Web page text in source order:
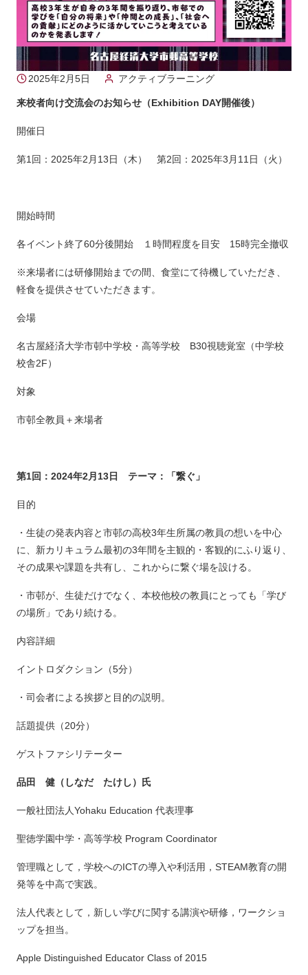
2025年2月5日 アクティブラーニング
来校者向け交流会のお知らせ（Exhibition DAY開催後）
開催日
第1回：2025年2月13日（木） 第2回：2025年3月11日（火）
開始時間
各イベント終了60分後開始 １時間程度を目安 15時完全撤収
※来場者には研修開始までの間、食堂にて待機していただき、
軽食を提供させていただきます。
会場
名古屋経済大学市邨中学校・高等学校 B30視聴覚室（中学校
校舎2F）
対象
市邨全教員＋来場者
第1回：2024年2月13日 テーマ：「繋ぐ」
目的
・生徒の発表内容と市邨の高校3年生所属の教員の想いを中心
に、新カリキュラム最初の3年間を主観的・客観的にふり返り、
その成果や課題を共有し、これからに繋ぐ場を設ける。
・市邨が、生徒だけでなく、本校他校の教員にとっても「学び
の場所」であり続ける。
内容詳細
イントロダクション（5分）
・司会者による挨拶と目的の説明。
話題提供（20分）
ゲストファシリテーター
品田 健（しなだ たけし）氏
一般社団法人Yohaku Education 代表理事
聖徳学園中学・高等学校 Program Coordinator
管理職として，学校へのICTの導入や利活用，STEAM教育の開
発等を中高で実践。
法人代表として，新しい学びに関する講演や研修，ワークショ
ップを担当。
Apple Distinguished Educator Class of 2015